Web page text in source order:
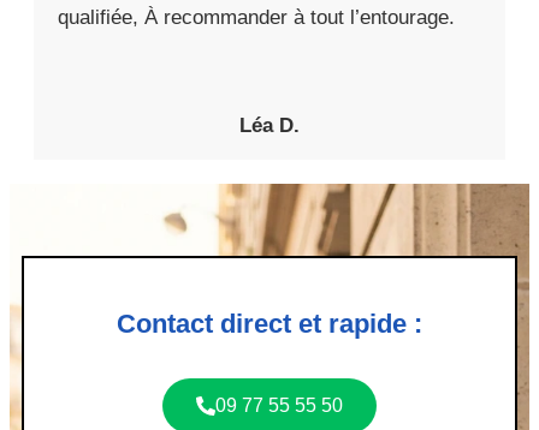
qualifiée, À recommander à tout l’entourage.
Léa D.
Contact direct et rapide :
09 77 55 55 50